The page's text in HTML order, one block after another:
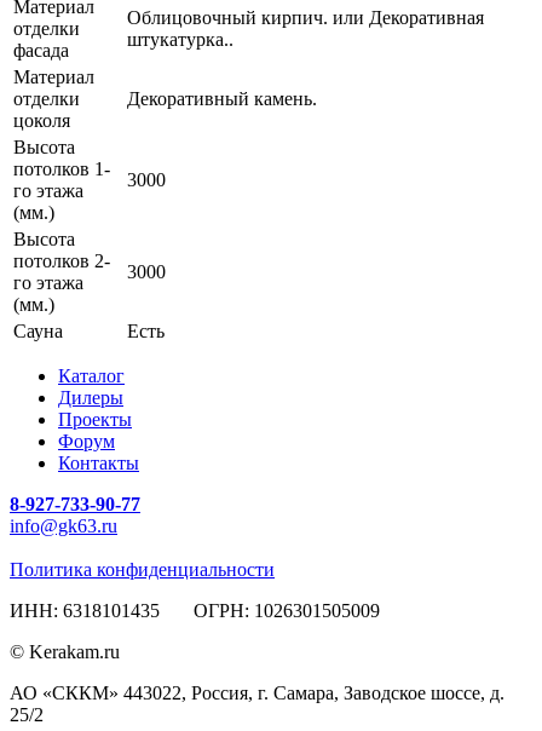
Материал
отделки
фасада
Облицовочный кирпич. или Декоративная
штукатурка..
Материал
отделки
цоколя
Декоративный камень.
Высота
потолков 1-
го этажа
(мм.)
3000
Высота
потолков 2-
го этажа
(мм.)
3000
Сауна Есть
Каталог
Дилеры
Проекты
Форум
Контакты
8-927-733-90-77
info@gk63.ru
Политика конфиденциальности
ИНН: 6318101435 ОГРН: 1026301505009
© Kerakam.ru
АО «СККМ» 443022, Россия, г. Самара, Заводское шоссе, д.
25/2